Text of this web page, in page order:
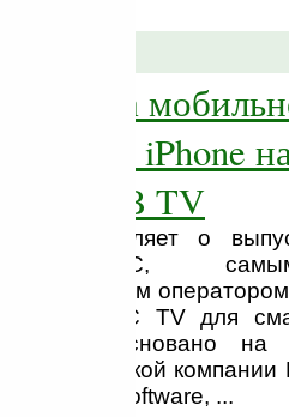
на iPhone
SPB TV
объявляет о
МТС,
МТС TV для
Решение основано
американской
SPB Software, ...